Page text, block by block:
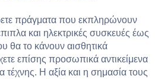
πράγματα που εκπληρώνουν
και ηλεκτρικές συσκευές έως
θα το κάνουν αισθητικά
επίσης προσωπικά αντικείμενα
Η αξία και η σημασία τους